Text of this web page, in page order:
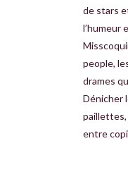
de stars
l’humeur
people,
drames
Dénicher
paillettes,
entre